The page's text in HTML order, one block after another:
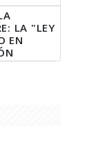
LA "LEY
EN